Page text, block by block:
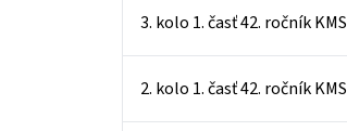
3. kolo 1. časť 42. ročník KMS
2. kolo 1. časť 42. ročník KMS